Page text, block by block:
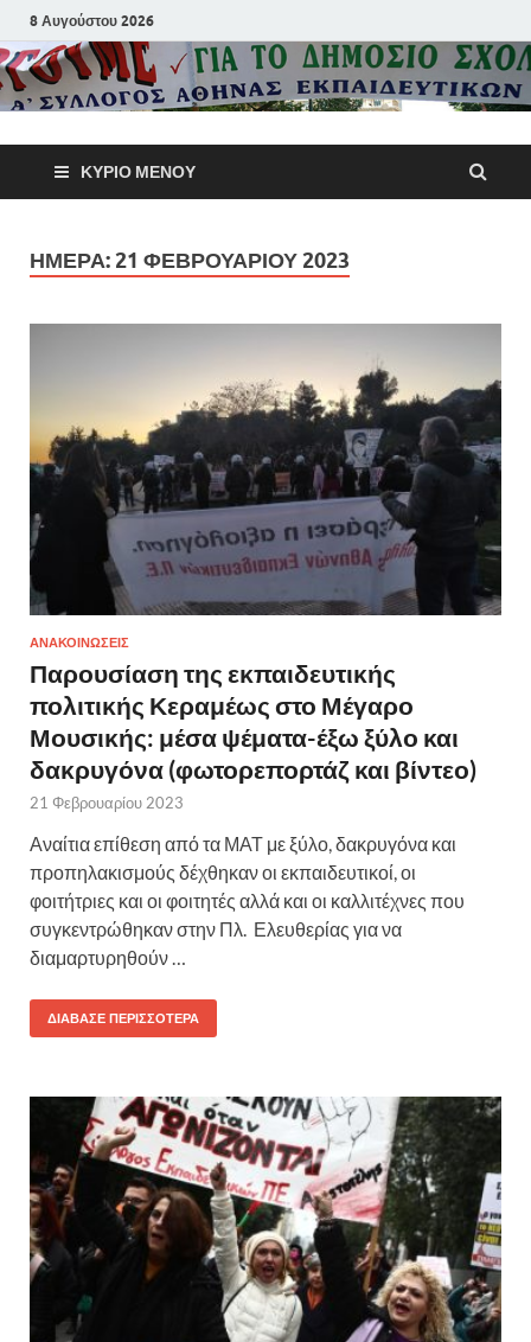
8 Αυγούστου 2026
Α΄
Αθηνών
Π.Ε.
ΚΎΡΙΟ ΜΕΝΟΎ
ΗΜΈΡΑ:21 ΦΕΒΡΟΥΑΡΊΟΥ 2023
ΑΝΑΚΟΙΝΩΣΕΙΣ
Παρουσίαση της εκπαιδευτικής
πολιτικής Κεραμέως στο Μέγαρο
Μουσικής: μέσα ψέματα-έξω ξύλο και
δακρυγόνα (φωτορεπορτάζ και βίντεο)
21 Φεβρουαρίου 2023
Αναίτια επίθεση από τα ΜΑΤ με ξύλο, δακρυγόνα και
προπηλακισμούς δέχθηκαν οι εκπαιδευτικοί, οι
φοιτήτριες και οι φοιτητές αλλά και οι καλλιτέχνες που
συγκεντρώθηκαν στην Πλ. Ελευθερίας για να
διαμαρτυρηθούν …
ΔΙΆΒΑΣΕ ΠΕΡΙΣΣΌΤΕΡΑ